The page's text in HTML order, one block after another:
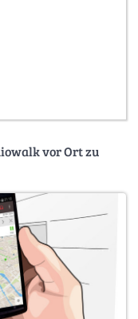
vor Ort zu